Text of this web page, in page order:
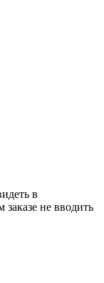
в
не вводить